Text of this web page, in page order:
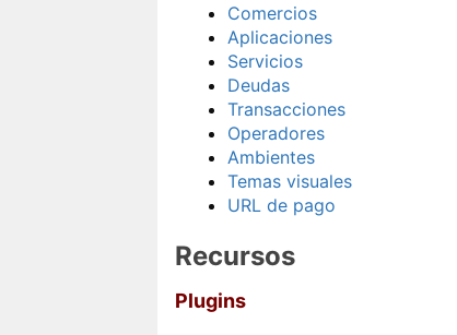
Comercios
Aplicaciones
Servicios
Deudas
Transacciones
Operadores
Ambientes
Temas visuales
URL de pago
Recursos
Plugins